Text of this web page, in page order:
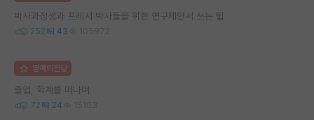
박사과정생과 프레시 박사들을 위한 연구제안서 쓰는 팁
252 43 105972
명예의전당
졸업, 학계를 떠나며
72 24 15103